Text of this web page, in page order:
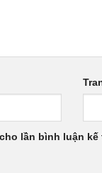
lần bình luận kế